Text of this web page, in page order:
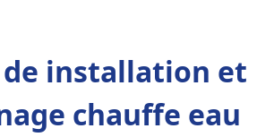
de installation et
chauffe eau